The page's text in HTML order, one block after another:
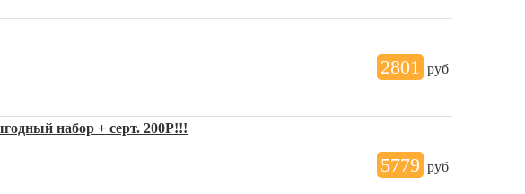
2801 руб
набор + серт. 200Р!!!
5779 руб